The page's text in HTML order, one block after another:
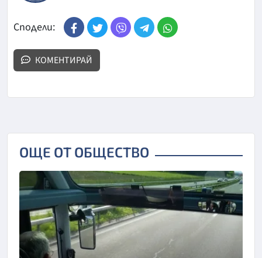
Сподели:
КОМЕНТИРАЙ
ОЩЕ ОТ ОБЩЕСТВО